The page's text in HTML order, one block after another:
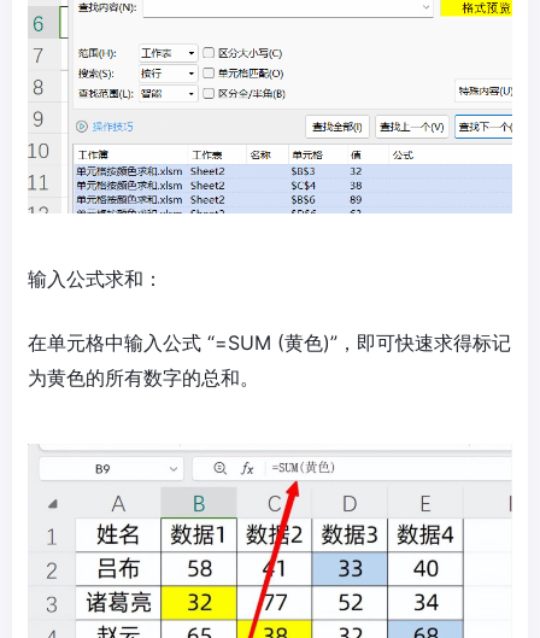
输入公式求和：
在单元格中输入公式 “=SUM (黄色)”，即可快速求得标记
为黄色的所有数字的总和。